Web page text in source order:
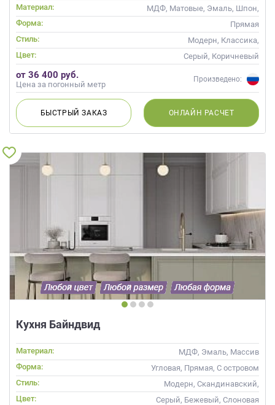
Материал:
МДФ, Матовые, Эмаль, Шпон,
Глянцевые
Форма:
Прямая
Стиль:
Модерн, Классика,
Скандинавский, Неоклассика,
Современные
Цвет: Серый, Коричневый
от 36 400 руб.
Цена за погонный метр
Произведено:
БЫСТРЫЙЗАКАЗ ОНЛАЙН РАСЧЕТ
Кухня Байндвид
Материал:
МДФ, Эмаль, Массив
Форма:
Угловая, Прямая, С островом
Стиль:
Модерн, Скандинавский,
Неоклассика, Современные
Цвет:
Серый, Бежевый, Слоновая